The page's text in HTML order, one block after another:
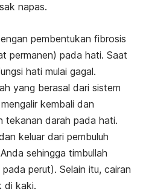
napas.
pembentukan fibrosis
permanen) pada hati. Saat
hati mulai gagal.
yang berasal dari sistem
kembali dan
tekanan darah pada hati.
keluar dari pembuluh
sehingga timbullah
perut). Selain itu, cairan
di kaki.